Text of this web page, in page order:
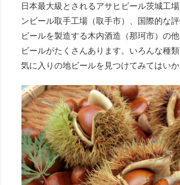
日本最大級とされるアサヒビール茨城工
ンビール取手工場（取手市）、国際的な
ビールを製造する木内酒造（那珂市）の
ビールがたくさんあります。いろんな種
気に入りの地ビールを見つけてみてはいか